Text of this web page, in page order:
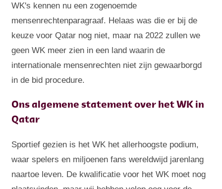
WK's kennen nu een zogenoemde
mensenrechtenparagraaf. Helaas was die er bij de
keuze voor Qatar nog niet, maar na 2022 zullen we
geen WK meer zien in een land waarin de
internationale mensenrechten niet zijn gewaarborgd
in de bid procedure.
Ons algemene statement over het WK in
Qatar
Sportief gezien is het WK het allerhoogste podium,
waar spelers en miljoenen fans wereldwijd jarenlang
naartoe leven. De kwalificatie voor het WK moet nog